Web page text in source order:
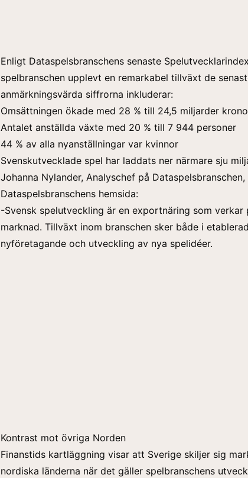
Enligt Dataspelsbranschens senaste
spelbranschen upplevt en remarkabel tillväxt de
anmärkningsvärda siffrorna inkluderar:
Omsättningen ökade med 28 % till 24,5 miljarder
Antalet anställda växte med 20 % till 7 944 personer
44 % av alla nyanställningar var kvinnor
Svenskutvecklade spel har laddats ner närmare sju
Johanna Nylander, Analyschef på
Dataspelsbranschens hemsida:
-Svensk spelutveckling är en exportnäring som
marknad. Tillväxt inom branschen sker både i
nyföretagande och utveckling av nya spelidéer.
Kontrast mot övriga Norden
Finanstids kartläggning visar att Sverige skiljer sig
nordiska länderna när det gäller spelbranschens